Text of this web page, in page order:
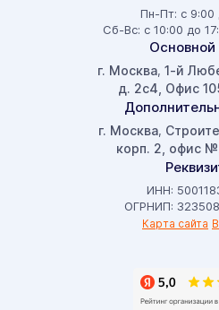
Пн-Пт: с 9:00
Сб-Вс: с 10:00 до
Основной
г. Москва, 1-й
д. 2с4, Офис
г. Москва,
корп. 2, офис
ИНН:
ОГРНИП:
Карта сайта